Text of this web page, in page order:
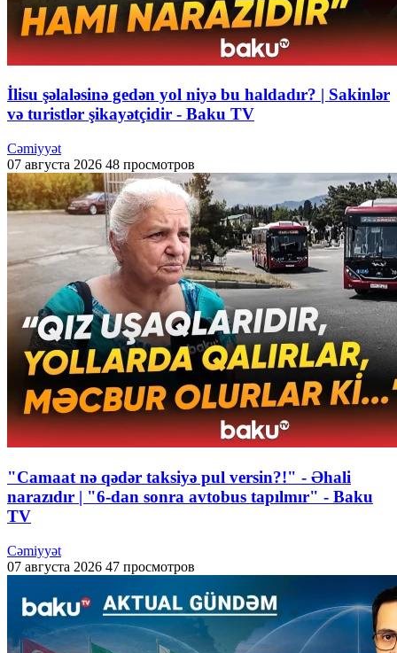
İlisu şəlaləsinə gedən yol niyə bu haldadır? | Sakinlər
və turistlər şikayətçidir - Baku TV
Cəmiyyət
07 августа 2026 48 просмотров
"Camaat nə qədər taksiyə pul versin?!" - Əhali
narazıdır | "6-dan sonra avtobus tapılmır" - Baku
TV
Cəmiyyət
07 августа 2026 47 просмотров